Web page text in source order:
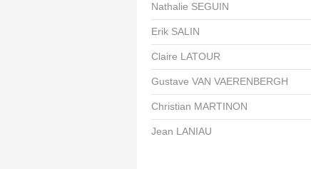
Nathalie SEGUIN
Erik SALIN
Claire LATOUR
Gustave VAN VAERENBERGH
Christian MARTINON
Jean LANIAU